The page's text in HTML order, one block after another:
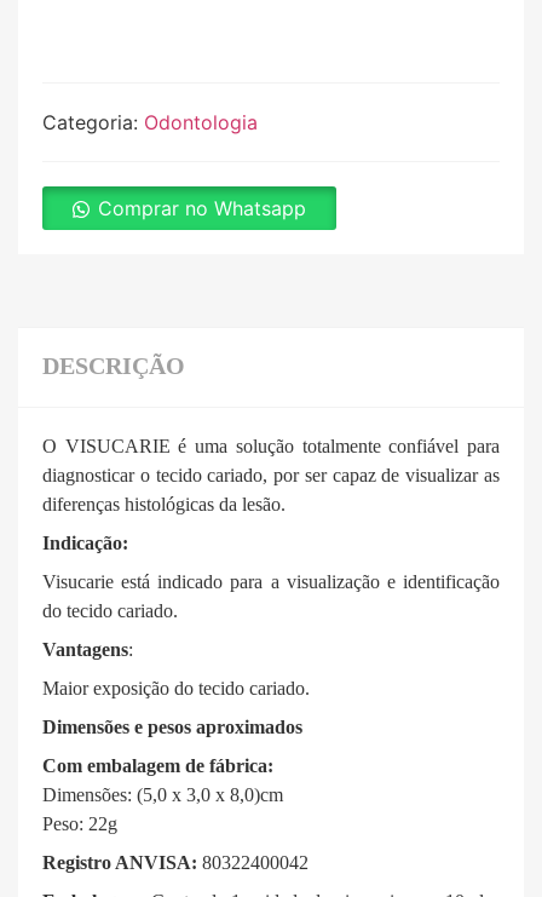
Categoria: Odontologia
Comprar no Whatsapp
DESCRIÇÃO
O VISUCARIE é uma solução totalmente confiável para
diagnosticar o tecido cariado, por ser capaz de visualizar as
diferenças histológicas da lesão.
Indicação:
Visucarie está indicado para a visualização e identificação
do tecido cariado.
Vantagens:
Maior exposição do tecido cariado.
Dimensões e pesos aproximados
Com embalagem de fábrica:
Dimensões: (5,0 x 3,0 x 8,0)cm
Peso: 22g
Registro ANVISA: 80322400042